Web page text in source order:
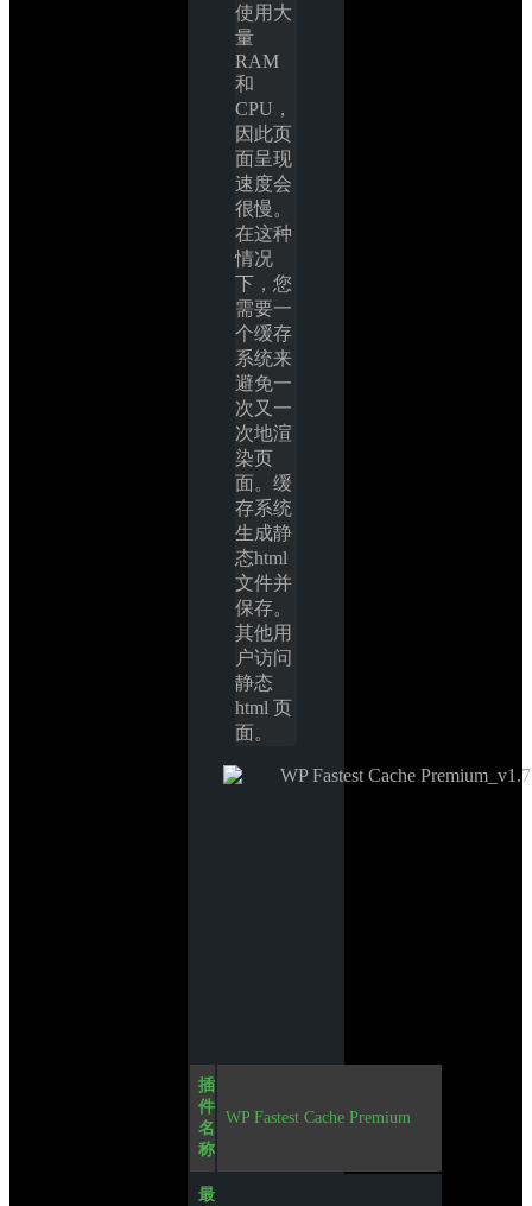
使用大
量
RAM
和
CPU，
因此页
面呈现
速度会
很慢。
在这种
情况
下，您
需要一
个缓存
系统来
避免一
次又一
次地渲
染页
面。缓
存系统
生成静
态html
文件并
保存。
其他用
户访问
静态
html 页
面。
插
件
名
称
WP Fastest Cache Premium
最